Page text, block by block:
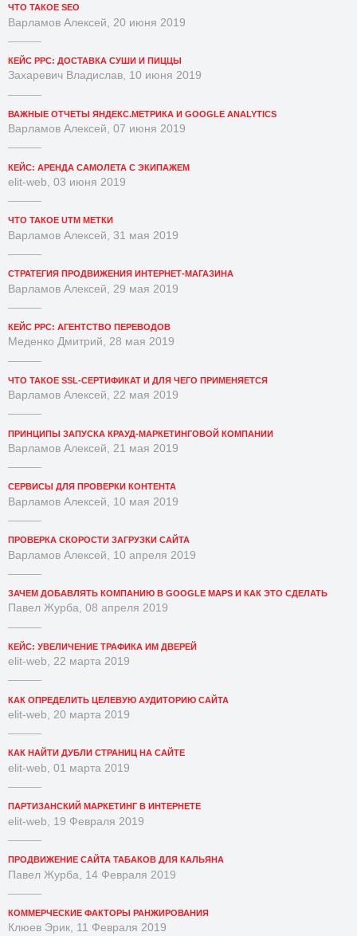
ЧТО ТАКОЕ SEO
Варламов Алексей, 20 июня 2019
КЕЙС PPC: ДОСТАВКА СУШИ И ПИЦЦЫ
Захаревич Владислав, 10 июня 2019
ВАЖНЫЕ ОТЧЕТЫ ЯНДЕКС.МЕТРИКА И GOOGLE ANALYTICS
Варламов Алексей, 07 июня 2019
КЕЙС: АРЕНДА САМОЛЕТА С ЭКИПАЖЕМ
elit-web, 03 июня 2019
ЧТО ТАКОЕ UTM МЕТКИ
Варламов Алексей, 31 мая 2019
СТРАТЕГИЯ ПРОДВИЖЕНИЯ ИНТЕРНЕТ-МАГАЗИНА
Варламов Алексей, 29 мая 2019
КЕЙС PPC: АГЕНТСТВО ПЕРЕВОДОВ
Меденко Дмитрий, 28 мая 2019
ЧТО ТАКОЕ SSL-СЕРТИФИКАТ И ДЛЯ ЧЕГО ПРИМЕНЯЕТСЯ
Варламов Алексей, 22 мая 2019
ПРИНЦИПЫ ЗАПУСКА КРАУД-МАРКЕТИНГОВОЙ КОМПАНИИ
Варламов Алексей, 21 мая 2019
СЕРВИСЫ ДЛЯ ПРОВЕРКИ КОНТЕНТА
Варламов Алексей, 10 мая 2019
ПРОВЕРКА СКОРОСТИ ЗАГРУЗКИ САЙТА
Варламов Алексей, 10 апреля 2019
ЗАЧЕМ ДОБАВЛЯТЬ КОМПАНИЮ В GOOGLE MAPS И КАК ЭТО СДЕЛАТЬ
Павел Журба, 08 апреля 2019
КЕЙС: УВЕЛИЧЕНИЕ ТРАФИКА ИМ ДВЕРЕЙ
elit-web, 22 марта 2019
КАК ОПРЕДЕЛИТЬ ЦЕЛЕВУЮ АУДИТОРИЮ САЙТА
elit-web, 20 марта 2019
КАК НАЙТИ ДУБЛИ СТРАНИЦ НА САЙТЕ
elit-web, 01 марта 2019
ПАРТИЗАНСКИЙ МАРКЕТИНГ В ИНТЕРНЕТЕ
elit-web, 19 Февраля 2019
ПРОДВИЖЕНИЕ САЙТА ТАБАКОВ ДЛЯ КАЛЬЯНА
Павел Журба, 14 Февраля 2019
КОММЕРЧЕСКИЕ ФАКТОРЫ РАНЖИРОВАНИЯ
Клюев Эрик, 11 Февраля 2019